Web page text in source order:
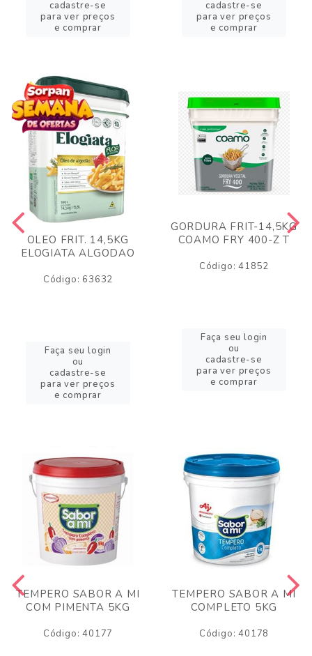
cadastre-se
para ver preços
e comprar
cadastre-se
para ver preços
e comprar
OLEO FRIT. 14,5KG
ELOGIATA ALGODAO
Código: 63632
Faça seu login
ou
cadastre-se
para ver preços
e comprar
GORDURA FRIT-14,5KG
COAMO FRY 400-Z T
Código: 41852
Faça seu login
ou
cadastre-se
para ver preços
e comprar
TEMPERO SABOR A MI
COM PIMENTA 5KG
Código: 40177
TEMPERO SABOR A MI
COMPLETO 5KG
Código: 40178